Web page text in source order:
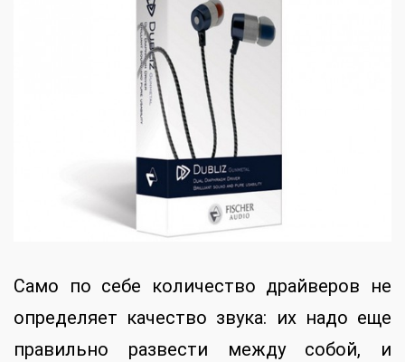
Само по себе количество драйверов не
определяет качество звука: их надо еще
правильно развести между собой, и